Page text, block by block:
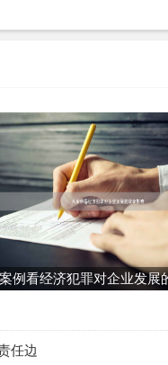
可能获得如此高的回报
追究刑事责任：
责办理合法入职、考勤
核心犯罪活动无关。
统、电脑硬件的IT人员
如按模板设计普通宣
例看经济犯罪对企业发展
任边